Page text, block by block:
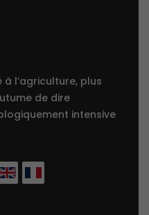
l’agriculture, plus
de dire
intensive